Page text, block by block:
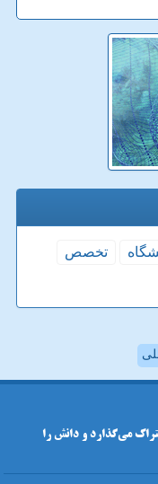
تخصص
می‌گذارد و دانش را